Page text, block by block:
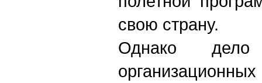
свою страну.
Однако